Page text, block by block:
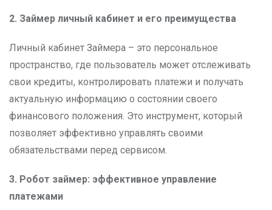
2. Займер личный кабинет и его преимущества
Личный кабинет Займера – это персональное
пространство, где пользователь может отслеживать
свои кредиты, контролировать платежи и получать
актуальную информацию о состоянии своего
финансового положения. Это инструмент, который
позволяет эффективно управлять своими
обязательствами перед сервисом.
3. Робот займер: эффективное управление
платежами